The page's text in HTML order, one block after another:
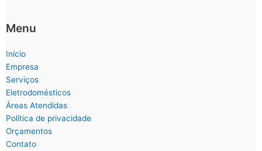
Menu
Início
Empresa
Serviços
Eletrodomésticos
Áreas Atendidas
Política de privacidade
Orçamentos
Contato